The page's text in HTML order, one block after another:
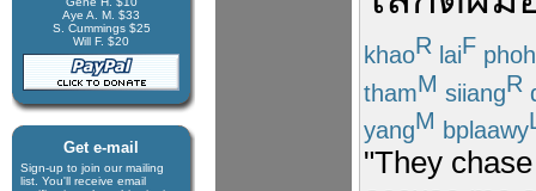
Aye A. M. $33
S. Cummings $25
Will F. $20
Get e-mail
Sign-up to join our mail­ing
list. You'll receive e­mail
khaoR laiF
thamM siiangR
yangM bplaawy
"They